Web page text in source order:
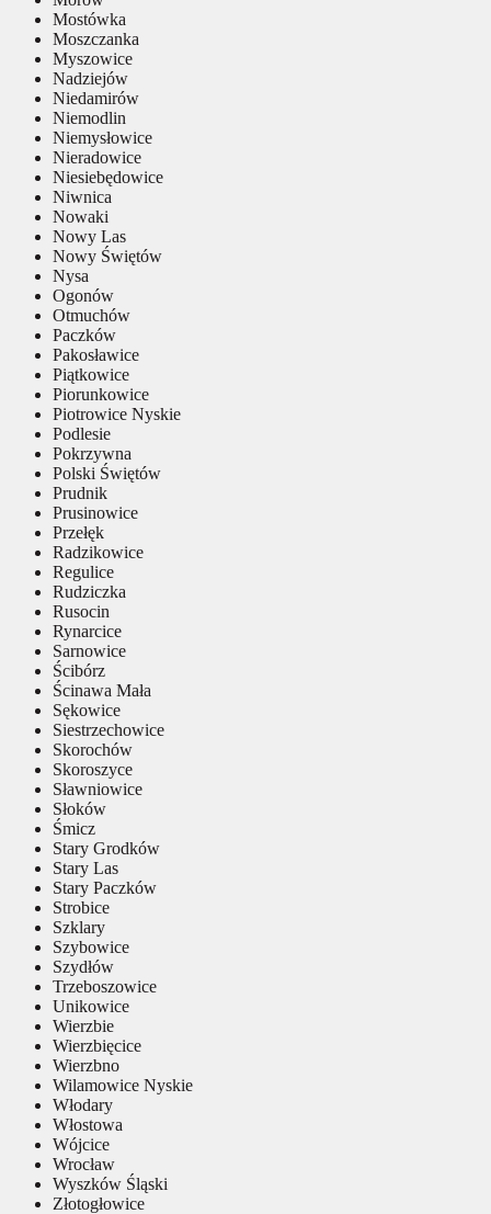
Mostówka
Moszczanka
Myszowice
Nadziejów
Niedamirów
Niemodlin
Niemysłowice
Nieradowice
Niesiebędowice
Niwnica
Nowaki
Nowy Las
Nowy Świętów
Nysa
Ogonów
Otmuchów
Paczków
Pakosławice
Piątkowice
Piorunkowice
Piotrowice Nyskie
Podlesie
Pokrzywna
Polski Świętów
Prudnik
Prusinowice
Przełęk
Radzikowice
Regulice
Rudziczka
Rusocin
Rynarcice
Sarnowice
Ścibórz
Ścinawa Mała
Sękowice
Siestrzechowice
Skorochów
Skoroszyce
Sławniowice
Słoków
Śmicz
Stary Grodków
Stary Las
Stary Paczków
Strobice
Szklary
Szybowice
Szydłów
Trzeboszowice
Unikowice
Wierzbie
Wierzbięcice
Wierzbno
Wilamowice Nyskie
Włodary
Włostowa
Wójcice
Wrocław
Wyszków Śląski
Złotogłowice